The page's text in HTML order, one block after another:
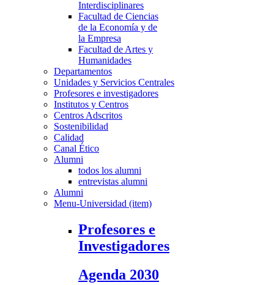
Interdisciplinares
Facultad de Ciencias
de la Economía y de
la Empresa
Facultad de Artes y
Humanidades
Departamentos
Unidades y Servicios Centrales
Profesores e investigadores
Institutos y Centros
Centros Adscritos
Sostenibilidad
Calidad
Canal Ético
Alumni
todos los alumni
entrevistas alumni
Alumni
Menu-Universidad (item)
Profesores e
Investigadores
Agenda 2030